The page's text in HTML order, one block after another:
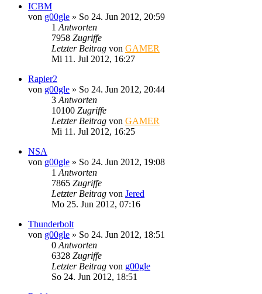
ICBM
von g00gle » So 24. Jun 2012, 20:59
1 Antworten
7958 Zugriffe
Letzter Beitrag von GAMER
Mi 11. Jul 2012, 16:27
Rapier2
von g00gle » So 24. Jun 2012, 20:44
3 Antworten
10100 Zugriffe
Letzter Beitrag von GAMER
Mi 11. Jul 2012, 16:25
NSA
von g00gle » So 24. Jun 2012, 19:08
1 Antworten
7865 Zugriffe
Letzter Beitrag von Jered
Mo 25. Jun 2012, 07:16
Thunderbolt
von g00gle » So 24. Jun 2012, 18:51
0 Antworten
6328 Zugriffe
Letzter Beitrag von g00gle
So 24. Jun 2012, 18:51